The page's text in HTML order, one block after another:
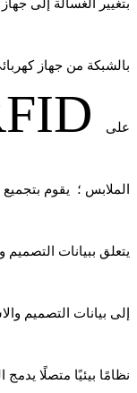
بتغيير الغسالة إلى
بالشبكة من جهاز
على
الملابس ؛ يقوم بتجميع
يتعلق ببيانات التصميم
إلى بيانات التصميم
نظامًا بيئيًا متصلًا